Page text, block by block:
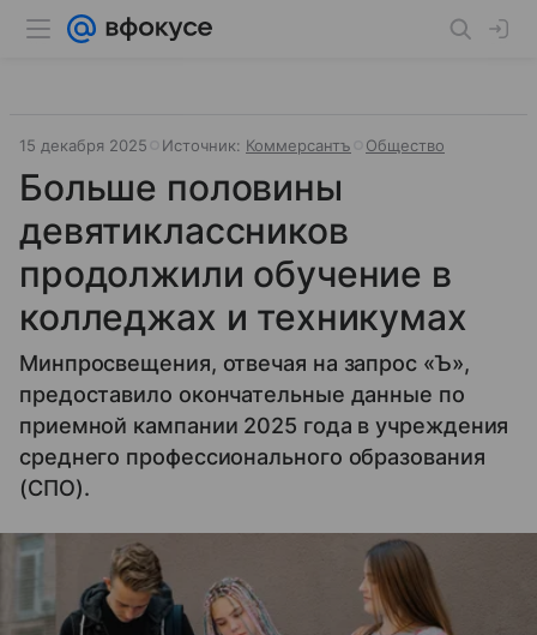
15 декабря 2025 Источник: Коммерсантъ Общество
Больше половины
девятиклассников
продолжили обучение в
колледжах и техникумах
Минпросвещения, отвечая на запрос «Ъ»,
предоставило окончательные данные по
приемной кампании 2025 года в учреждения
среднего профессионального образования
(СПО).